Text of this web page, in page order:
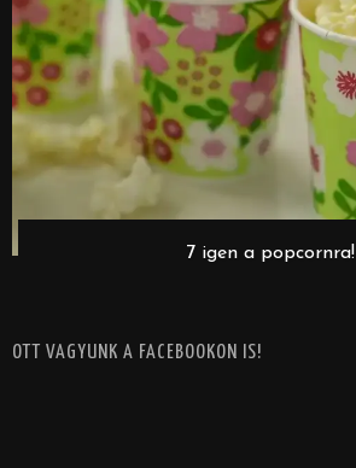
7 igen a popcornra!
OTT VAGYUNK A FACEBOOKON IS!